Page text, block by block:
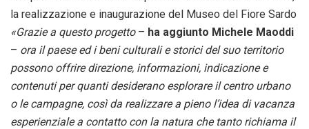
la realizzazione e inaugurazione del Museo del Fiore Sardo
«Grazie a questo progetto– ha aggiunto Michele Maoddi
– ora il paese ed i beni culturali e storici del suo territorio
possono offrire direzione, informazioni, indicazione e
contenuti per quanti desiderano esplorare il centro urbano
o le campagne, così da realizzare a pieno l’idea di vacanza
esperienziale a contatto con la natura che tanto richiama il